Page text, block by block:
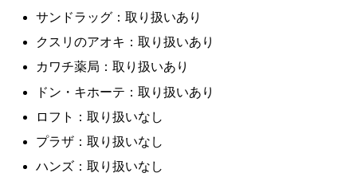
サンドラッグ：取り扱いあり
クスリのアオキ：取り扱いあり
カワチ薬局：取り扱いあり
ドン・キホーテ：取り扱いあり
ロフト：取り扱いなし
プラザ：取り扱いなし
ハンズ：取り扱いなし